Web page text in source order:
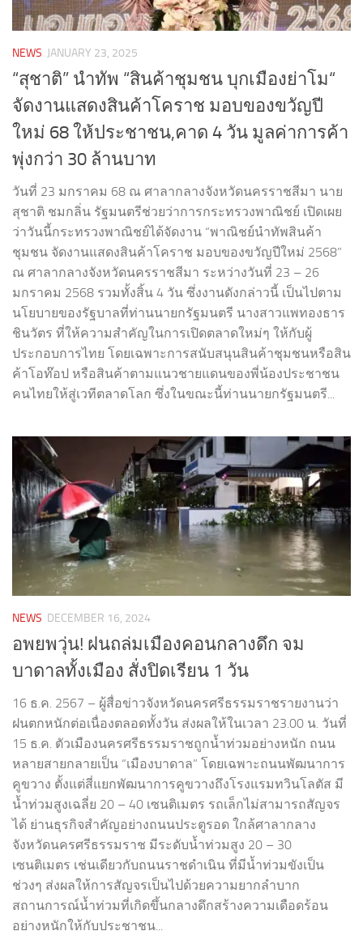
NEWS JANUARY 23, 2025
“สุชาติ” นำทัพ “สินค้าชุมชน บุกเมืองย่าโม“
จัดงานแสดงสินค้าโคราช มอบของขวัญปี
ใหม่ 68 ให้ประชาชน,คาด 4 วัน มูลค่าการค้า
พุ่งกว่า 30 ล้านบาท
วันที่ 23 มกราคม 68 ณ ศาลากลางจังหวัดนครราชสีมา นาย
สุชาติ ชมกลิ่น รัฐมนตรีช่วยว่าการกระทรวงพาณิชย์ เปิดเผย
ว่าวันนี้กระทรวงพาณิชย์ได้จัดงาน “พาณิชย์นำทัพสินค้า
ชุมชน จัดงานแสดงสินค้าโคราช มอบของขวัญปีใหม่ 2568”
ณ ศาลากลางจังหวัดนครราชสีมา ระหว่างวันที่ 23 – 26
มกราคม 2568 รวมทั้งสิ้น 4 วัน ซึ่งงานดังกล่าวนี้ เป็นไปตาม
นโยบายของรัฐบาลที่ท่านนายกรัฐมนตรี นางสาวแพทองธาร
ชินวัตร ที่ให้ความสำคัญในการเปิดตลาดใหม่ๆ ให้กับผู้
ประกอบการไทย โดยเฉพาะการสนับสนุนสินค้าชุมชนหรือสิน
ค้าโอท๊อป หรือสินค้าตามแนวชายแดนของพี่น้องประชาชน
คนไทยให้สู่เวทีตลาดโลก ซึ่งในขณะนี้ท่านนายกรัฐมนตรี...
NEWS DECEMBER 16, 2024
อพยพวุ่น! ฝนถล่มเมืองคอนกลางดึก จม
บาดาลทั้งเมือง สั่งปิดเรียน 1 วัน
16 ธ.ค. 2567 – ผู้สื่อข่าวจังหวัดนครศรีธรรมราชรายงานว่า
ฝนตกหนักต่อเนื่องตลอดทั้งวัน ส่งผลให้ในเวลา 23.00 น. วันที่
15 ธ.ค. ตัวเมืองนครศรีธรรมราชถูกน้ำท่วมอย่างหนัก ถนน
หลายสายกลายเป็น “เมืองบาดาล” โดยเฉพาะถนนพัฒนาการ
คูขวาง ตั้งแต่สี่แยกพัฒนาการคูขวางถึงโรงแรมทวินโลตัส มี
น้ำท่วมสูงเฉลี่ย 20 – 40 เซนติเมตร รถเล็กไม่สามารถสัญจร
ได้ ย่านธุรกิจสำคัญอย่างถนนประตูรอด ใกล้ศาลากลาง
จังหวัดนครศรีธรรมราช มีระดับน้ำท่วมสูง 20 – 30
เซนติเมตร เช่นเดียวกับถนนราชดำเนิน ที่มีน้ำท่วมขังเป็น
ช่วงๆ ส่งผลให้การสัญจรเป็นไปด้วยความยากลำบาก
สถานการณ์น้ำท่วมที่เกิดขึ้นกลางดึกสร้างความเดือดร้อน
อย่างหนักให้กับประชาชน...